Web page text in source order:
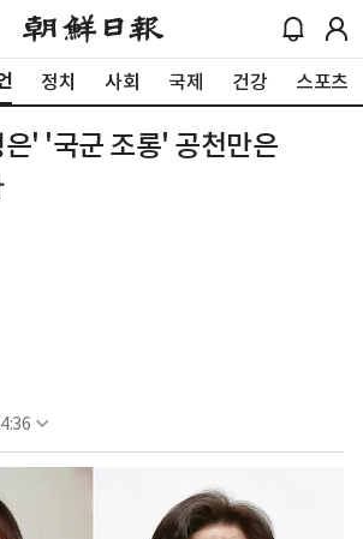
정치 사회 국제 건강 스포츠
' '국군 조롱' 공천만은